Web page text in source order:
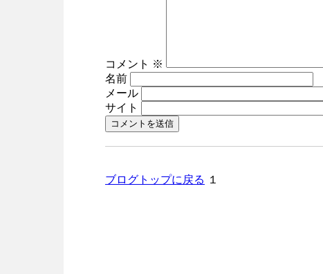
コメント ※
名前
メール
サイト
ブログトップに戻る １